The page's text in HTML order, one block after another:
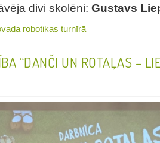
divi skolēni: Gustavs
robotikas turnīrā
“DANČI UN ROTAĻAS –